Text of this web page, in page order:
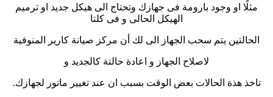
مثلًا او وجود بارومة فى جهازك وتحتاج الى هيكل جديد او ترميم
الهيكل الحالى و فى كلتا
الحالتين يتم سحب الجهاز الى لك أن مركز صيانة كارير المنوفية
لاصلاح الجهاز و اعادة حالتة كالجديد و
تاخذ هذة الحالات بعض الوقت بسبب ان عند تغيير ماتور لجهازك.